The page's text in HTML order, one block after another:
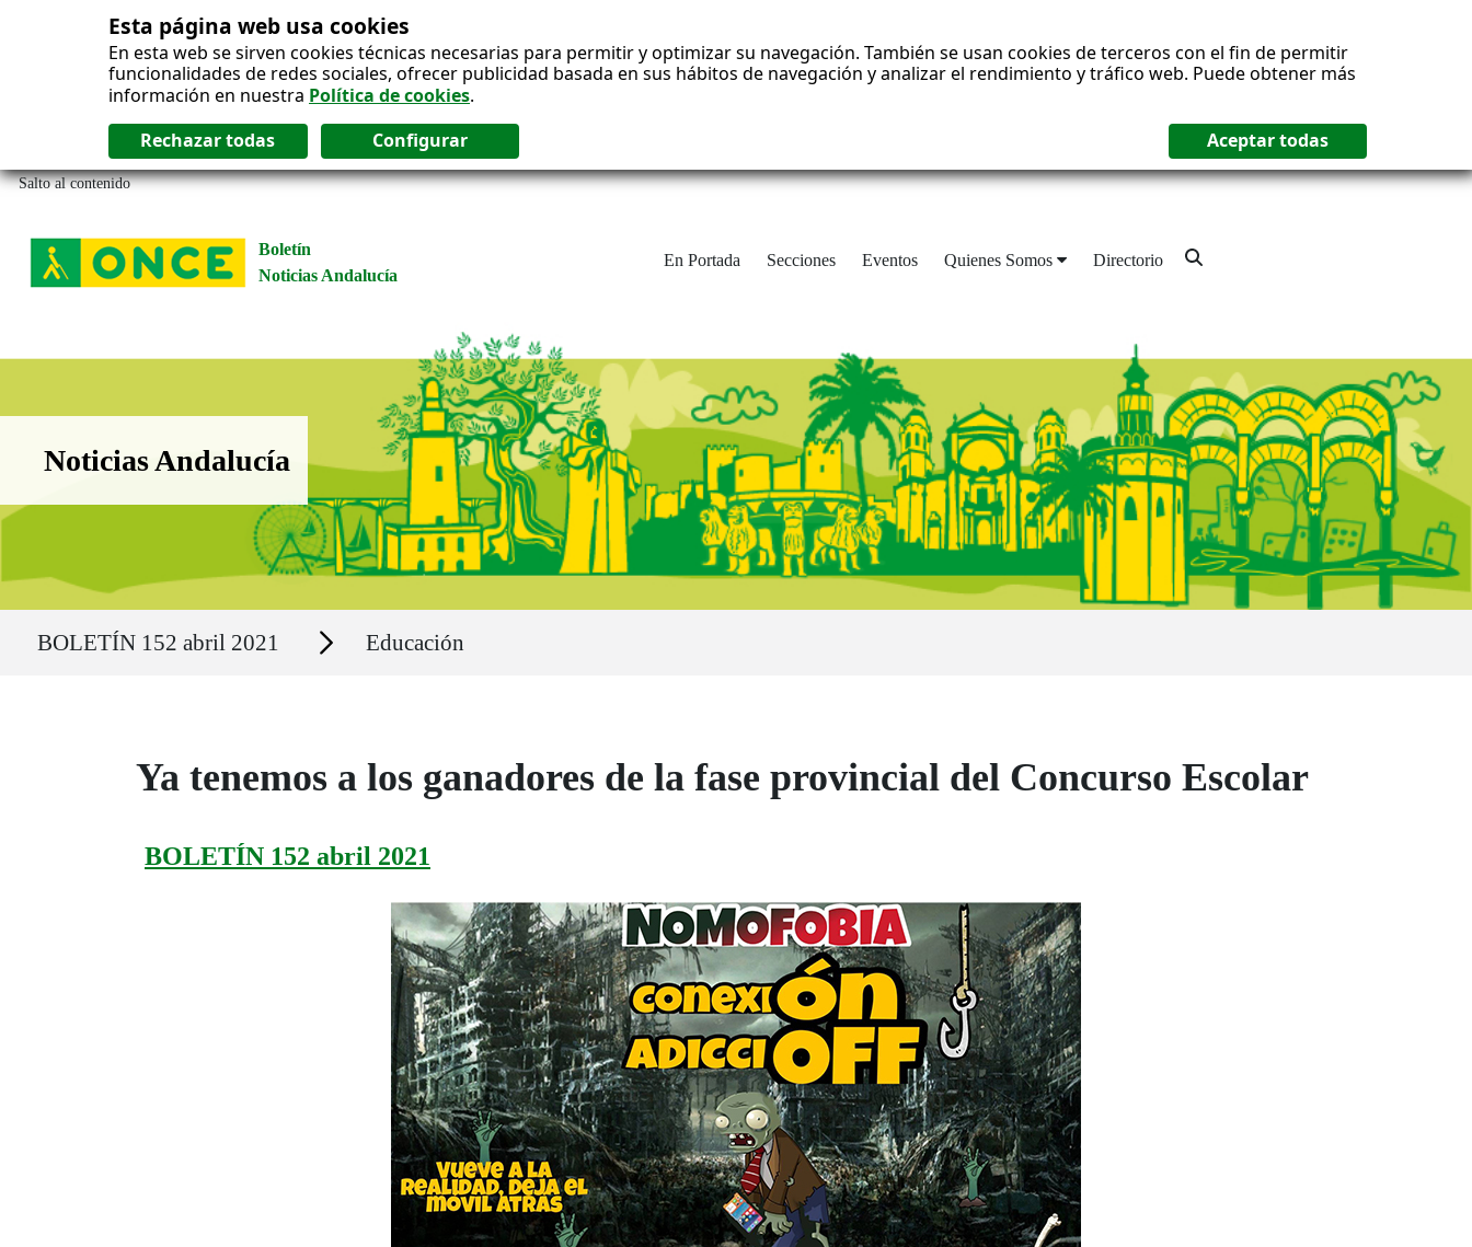
Esta página web usa cookies
En esta web se sirven cookies técnicas necesarias para permitir y optimizar su navegación. También se usan cookies de terceros con el fin de permitir
funcionalidades de redes sociales, ofrecer publicidad basada en sus hábitos de navegación y analizar el rendimiento y tráfico web. Puede obtener más
información en nuestra Política de cookies.
Salto al contenido
Boletín
Noticias Andalucía
En Portada Secciones Eventos Quienes Somos Directorio
Boletín Noticias Andalucía
Noticias Andalucía
BOLETÍN 152 abril 2021 Secciones Educación
Ya tenemos a los ganadores de la fase provincial del Concurso Escolar
BOLETÍN 152 abril 2021